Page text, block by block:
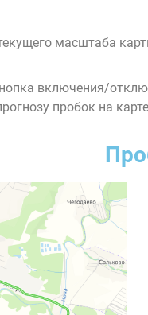
масштаба
включения/
пробок на